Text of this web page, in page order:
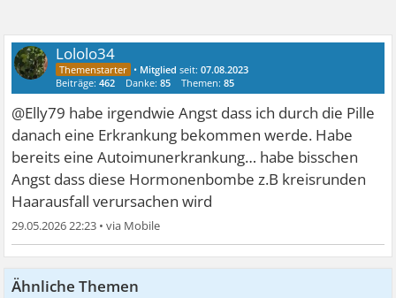
Lololo34
• Mitglied seit:07.08.2023
Beiträge:462 Danke:85 Themen:85
@Elly79 habe irgendwie Angst dass ich durch die Pille
danach eine Erkrankung bekommen werde. Habe
bereits eine Autoimunerkrankung… habe bisschen
Angst dass diese Hormonenbombe z.B kreisrunden
Haarausfall verursachen wird
29.05.2026 22:23 •
Ähnliche Themen